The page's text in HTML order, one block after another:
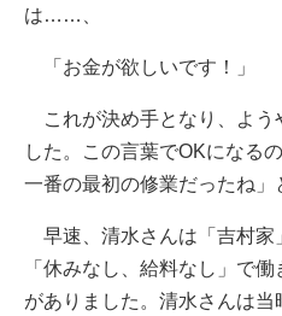
は……、
「お金が欲しいです！」
これが決め手となり、よう
した。この言葉でOKになる
一番の最初の修業だったね」
早速、清水さんは「吉村家
「休みなし、給料なし」で
がありました。清水さんは